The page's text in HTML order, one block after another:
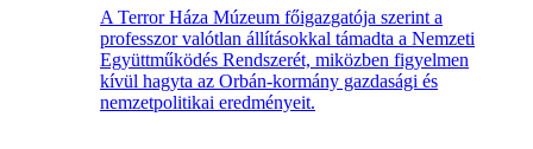
A Terror Háza Múzeum főigazgatója szerint a
professzor valótlan állításokkal támadta a Nemzeti
Együttműködés Rendszerét, miközben figyelmen
kívül hagyta az Orbán-kormány gazdasági és
nemzetpolitikai eredményeit.